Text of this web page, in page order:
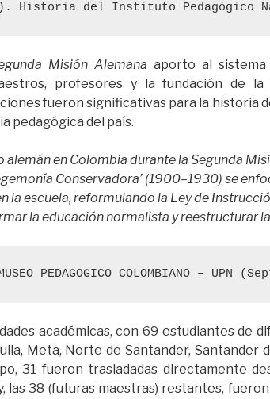
Historia del Instituto Pedagógico
Misión Alemana aporto al sistema
profesores y la fundación de
fueron significativas para la historia
pedagógica del país.
en Colombia durante la Segunda
Conservadora’ (1900–1930) se
la escuela, reformulando la Ley de
la educación normalista y reestructurar
PEDAGOGICO COLOMBIANO – UPN
académicas, con 69 estudiantes de
Meta, Norte de Santander, Santander
31 fueron trasladadas directamente
las 38 (futuras maestras) restantes,